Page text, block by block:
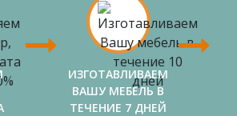
ИЗГОТАВЛИВАЕМ
ВАШУ МЕБЕЛЬ В
ТЕЧЕНИЕ 7 ДНЕЙ